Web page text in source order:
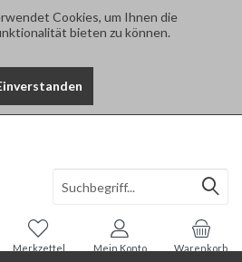
Cookies, um Ihnen die
bieten zu können.
Warenkorb
Merkzettel Mein Konto